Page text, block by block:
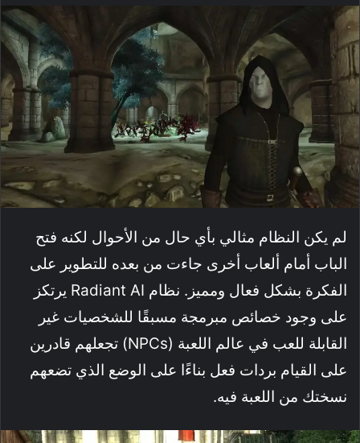
لم يكن النظام مثالي بأي حال من الأحوال لكنه فتح
الباب أمام ألعاب أخرى جاءت من بعده للتطوير على
الفكرة بشكل فعال ومميز. نظام Radiant AI يرتكز
على وجود خصائص مبرمجة مسبقًا للشخصيات غير
القابلة للعب في عالم اللعبة (NPCs) تجعلهم قادرين
على القيام بردات فعل بناءًا على الوضع الذي تضعهم
نسختك من اللعبة فيه.